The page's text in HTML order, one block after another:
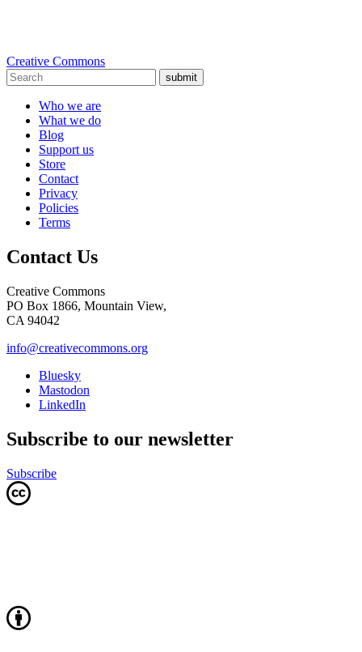
Creative Commons
submit
Who we are
What we do
Blog
Support us
Store
Contact
Privacy
Policies
Terms
Contact Us
Creative Commons
PO Box 1866, Mountain View,
CA 94042
info@creativecommons.org
Bluesky
Mastodon
LinkedIn
Subscribe to our newsletter
Subscribe